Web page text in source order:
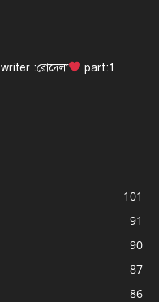
writer :রোদেলা part:1
101
91
90
87
86